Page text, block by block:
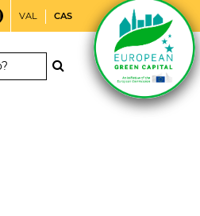
VAL CAS